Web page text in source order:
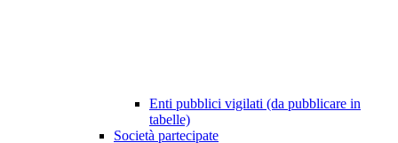
Enti pubblici vigilati (da pubblicare in
tabelle)
Società partecipate